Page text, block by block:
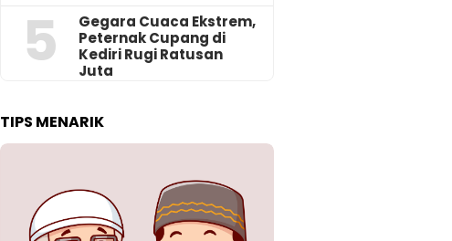
5
‎Gegara Cuaca Ekstrem,
Peternak Cupang di
Kediri Rugi Ratusan
Juta
TIPS MENARIK